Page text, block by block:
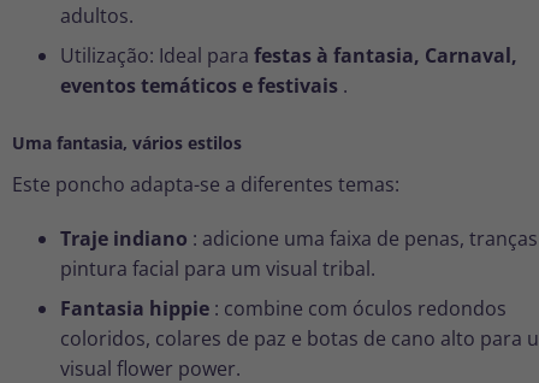
adultos.
Utilização: Ideal para festas à fantasia, Carnaval,
eventos temáticos e festivais .
Uma fantasia, vários estilos
Este poncho adapta-se a diferentes temas:
Traje indiano : adicione uma faixa de penas,
pintura facial para um visual tribal.
Fantasia hippie : combine com óculos redondos
coloridos, colares de paz e botas de cano alto para
visual flower power.